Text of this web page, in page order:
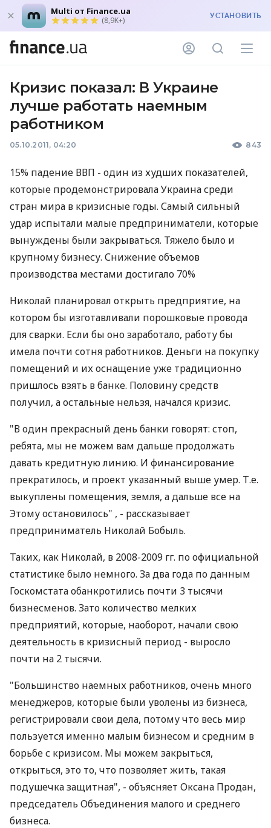
Multi от Finance.ua
(8,9K+) УСТАНОВИТЬ
Кризис показал: В Украине
лучше работать наемным
работником
05.10.2011, 04:20 843
15% падение ВВП - один из худших показателей,
которые продемонстрировала Украина среди
стран мира в кризисные годы. Самый сильный
удар испытали малые предприниматели, которые
вынуждены были закрываться. Тяжело было и
крупному бизнесу. Снижение объемов
производства местами достигало 70%
Николай планировал открыть предприятие, на
котором бы изготавливали порошковые провода
для сварки. Если бы оно заработало, работу бы
имела почти сотня работников. Деньги на покупку
помещений и их оснащение уже традиционно
пришлось взять в банке. Половину средств
получил, а остальные нельзя, начался кризис.
"В один прекрасный день банки говорят: стоп,
ребята, мы не можем вам дальше продолжать
давать кредитную линию. И финансирование
прекратилось, и проект указанный выше умер. Т.е.
выкуплены помещения, земля, а дальше все на
Этому остановилось" , - рассказывает
предприниматель Николай Бобыль.
Таких, как Николай, в 2008-2009 гг. по официальной
статистике было немного. За два года по данным
Госкомстата обанкротились почти 3 тысячи
бизнесменов. Зато количество мелких
предприятий, которые, наоборот, начали свою
деятельность в кризисный период - выросло
почти на 2 тысячи.
"Большинство наемных работников, очень много
менеджеров, которые были уволены из бизнеса,
регистрировали свои дела, потому что весь мир
пользуется именно малым бизнесом и средним в
борьбе с кризисом. Мы можем закрыться,
открыться, это то, что позволяет жить, такая
подушечка защитная", - объясняет Оксана Продан,
председатель Объединения малого и среднего
бизнеса.